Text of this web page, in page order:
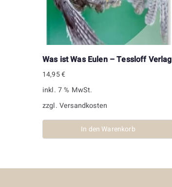
Was ist Was Eulen – Tessloff Verlag
14,95€
inkl. 7 % MwSt.
zzgl. Versandkosten
In den Warenkorb